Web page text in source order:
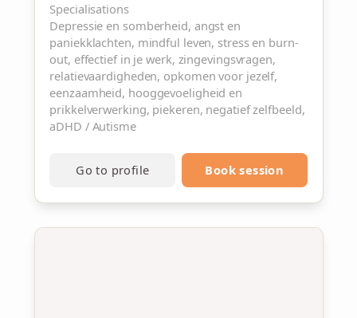
Specialisations
Depressie en somberheid, angst en
paniekklachten, mindful leven, stress en burn-
out, effectief in je werk, zingevingsvragen,
relatievaardigheden, opkomen voor jezelf,
eenzaamheid, hooggevoeligheid en
prikkelverwerking, piekeren, negatief zelfbeeld,
aDHD / Autisme
Go to profile Book session